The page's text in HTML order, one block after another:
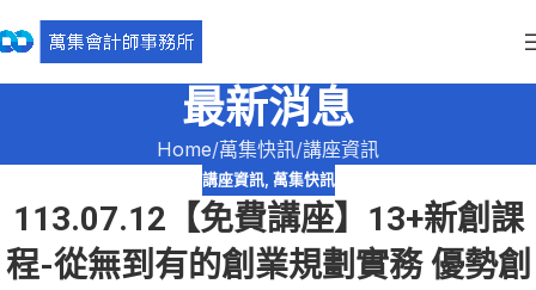
最新消息
Home 萬集快訊 講座資訊
講座資訊, 萬集快訊
113.07.12【免費講座】13+新創課
程-從無到有的創業規劃實務 優勢創